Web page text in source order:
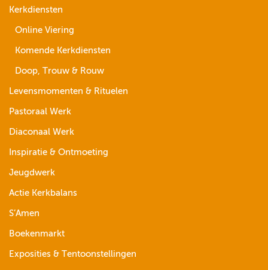
Kerkdiensten
Online Viering
Komende Kerkdiensten
Doop, Trouw & Rouw
Levensmomenten & Rituelen
Pastoraal Werk
Diaconaal Werk
Inspiratie & Ontmoeting
Jeugdwerk
Actie Kerkbalans
S’Amen
Boekenmarkt
Exposities & Tentoonstellingen